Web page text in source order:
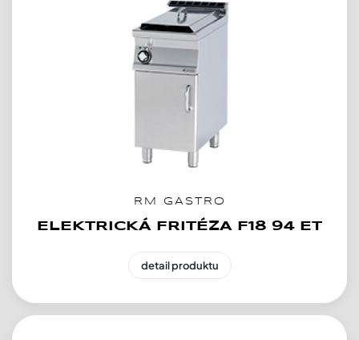
RM GASTRO
ELEKTRICKÁ FRITÉZA F18 94 ET
detail produktu